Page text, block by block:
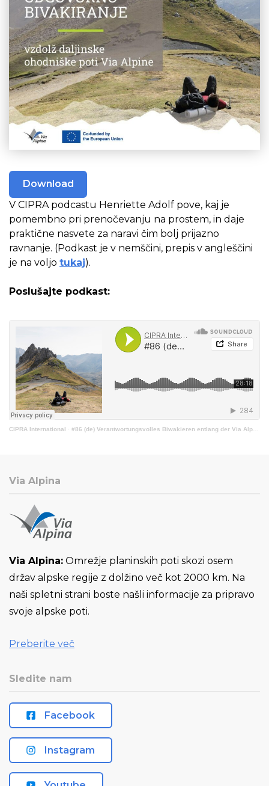
Download
V CIPRA podcastu Henriette Adolf pove, kaj je
pomembno pri prenočevanju na prostem, in daje
praktične nasvete za naravi čim bolj prijazno
ravnanje. (Podkast je v nemščini, prepis v angleščini
je na voljo tukaj).
Poslušajte podkast:
CIPRA International · #86 (de) Verantwortungsvolles Biwakieren entlang der Via Alpina
Via Alpina
Via Alpina: Omrežje planinskih poti skozi osem
držav alpske regije z dolžino več kot 2000 km. Na
naši spletni strani boste našli informacije za pripravo
svoje alpske poti.
Preberite več
Sledite nam
Facebook
Instagram